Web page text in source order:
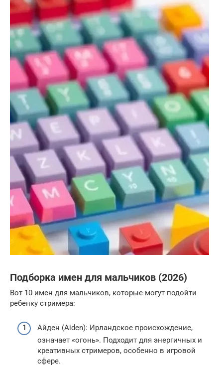
Подборка имен для мальчиков (2026)
Вот 10 имен для мальчиков, которые могут подойти
ребенку стримера:
Айден (Aiden): Ирландское происхождение,
означает «огонь». Подходит для энергичных и
креативных стримеров, особенно в игровой
сфере.